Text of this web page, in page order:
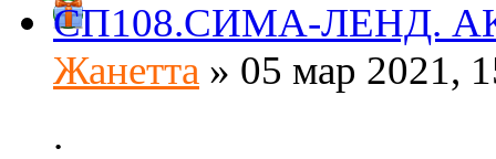
СП108.СИМА-ЛЕНД.
Жанетта » 05 мар 2021,
.